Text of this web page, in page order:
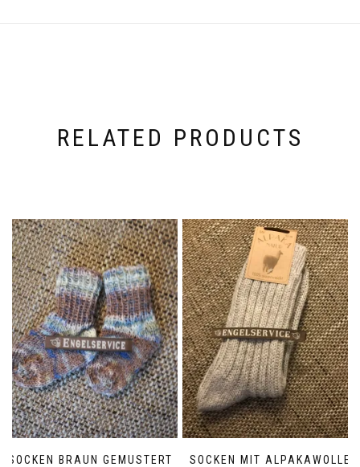
RELATED PRODUCTS
SOCKEN BRAUN GEMUSTERT
SOCKEN MIT ALPAKAWOLLE